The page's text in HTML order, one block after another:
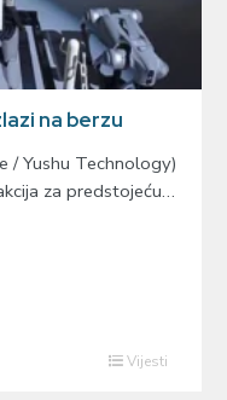
na berzu
/ Yushu Technology)
za predstojeću…
Vijesti